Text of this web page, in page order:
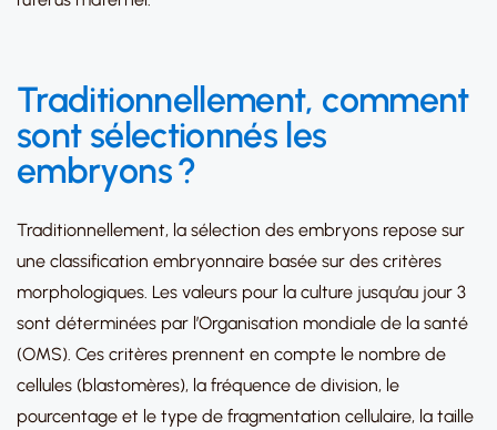
Traditionnellement, comment
sont sélectionnés les
embryons ?
Traditionnellement, la sélection des embryons repose sur
une classification embryonnaire basée sur des critères
morphologiques. Les valeurs pour la culture jusqu’au jour 3
sont déterminées par l’Organisation mondiale de la santé
(OMS). Ces critères prennent en compte le nombre de
cellules (blastomères), la fréquence de division, le
pourcentage et le type de fragmentation cellulaire, la taille